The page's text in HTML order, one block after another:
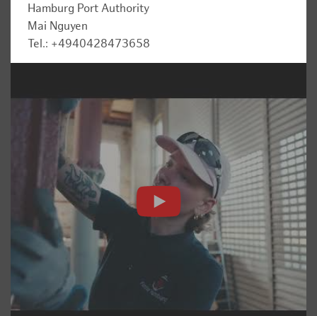
Hamburg Port Authority
Mai Nguyen
Tel.: +4940428473658